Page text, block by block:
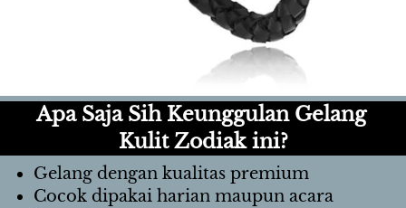
Apa Saja Sih Keunggulan Gelang
Kulit Zodiak ini?
Gelang dengan kualitas premium
Cocok dipakai harian maupun acara